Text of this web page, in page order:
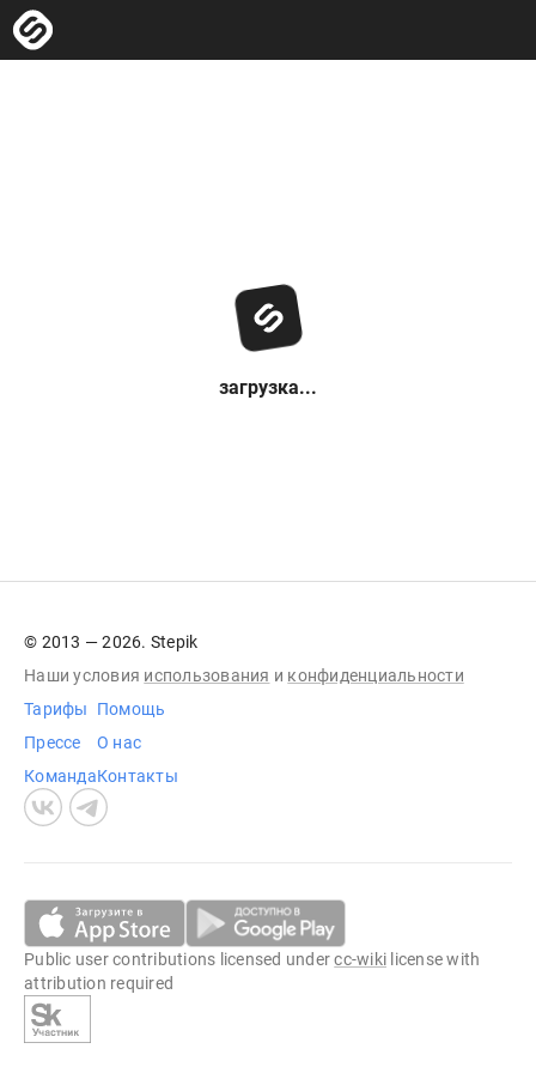
загрузка...
© 2013 — 2026. Stepik
Наши условия использования и конфиденциальности
Тарифы
Прессе
Команда
Помощь
О нас
Контакты
Public user contributions licensed undercc-wiki license with
attribution required